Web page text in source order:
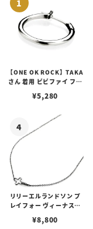
【ONE OK ROCK】TAKA
さん 着用 ビビファイ フー
¥5,280
リリーエルランドソン プ
レイフォー ヴィーナスチ
¥8,800